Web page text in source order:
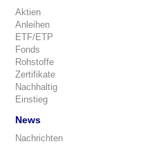
Aktien
Anleihen
ETF/ETP
Fonds
Rohstoffe
Zertifikate
Nachhaltig
Einstieg
News
Nachrichten